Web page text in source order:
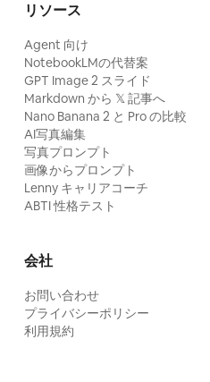
リソース
Agent 向け
NotebookLMの代替案
GPT Image 2 スライド
Markdown から 𝕏 記事へ
Nano Banana 2 と Pro の比較
AI写真編集
写真プロンプト
画像からプロンプト
Lenny キャリアコーチ
ABTI 性格テスト
会社
お問い合わせ
プライバシーポリシー
利用規約